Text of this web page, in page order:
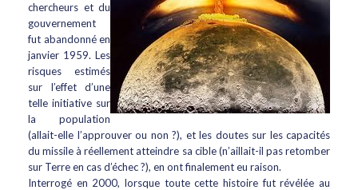
chercheurs et du
gouvernement
fut abandonné en
janvier 1959. Les
risques estimés
sur l’effet d’une
telle initiative sur
la population
(allait-elle l’approuver ou non ?), et les doutes sur les capacités
du missile à réellement atteindre sa cible (n’aillait-il pas retomber
sur Terre en cas d’échec ?), en ont finalement eu raison.
Interrogé en 2000, lorsque toute cette histoire fut révélée au